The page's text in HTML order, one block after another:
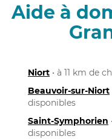
Aide à
Niort • à 11 km de
Beauvoir-sur-Niort
disponibles
Saint-Symphorien
disponibles